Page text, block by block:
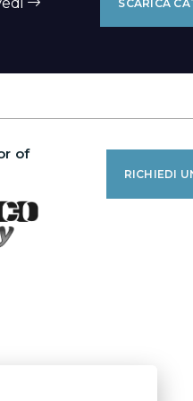
SCARICA
of
RICHIEDI